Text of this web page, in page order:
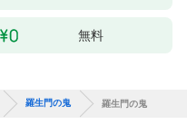
無料
羅生門の鬼 羅生門の鬼